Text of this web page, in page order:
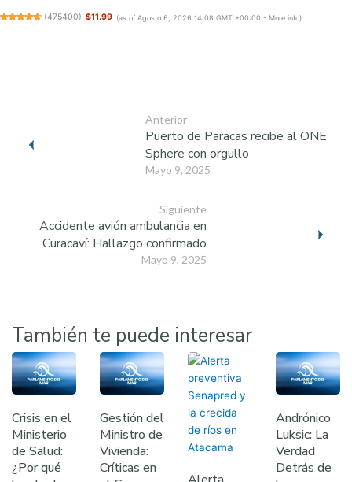
(475400) $11.99 (as of Agosto 6, 2026 14:08 GMT +00:00 - More info)
Anterior
Mayo 9, 2025
Puerto de Paracas recibe al ONE
Sphere con orgullo
Siguiente
Mayo 9, 2025
Accidente avión ambulancia en
Curacaví: Hallazgo confirmado
También te puede interesar
Crisis en el
Ministerio
de Salud:
¿Por qué
Gestión del
Ministro de
Vivienda:
Críticas en
Andrónico
Luksic: La
Verdad
Detrás de